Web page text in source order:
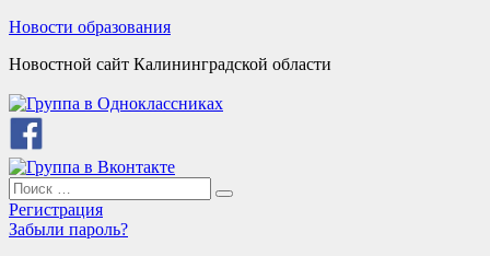
Skip
content
Новости образования
Новостной сайт Калининградской области
Search
for:
Search
Регистрация
Забыли пароль?